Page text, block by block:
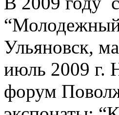
Ульяновск,
июль 2009 г.
форум